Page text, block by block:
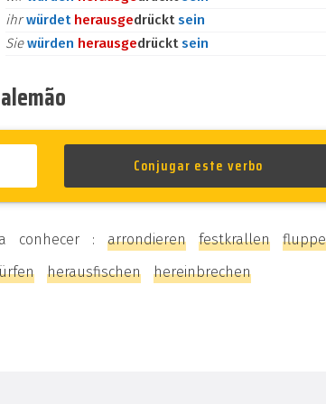
ihrwürdet herausgedrücktsein
Siewürden herausgedrücktsein
conhecer : arrondieren festkrallen
herausfischen
hereinbrechen